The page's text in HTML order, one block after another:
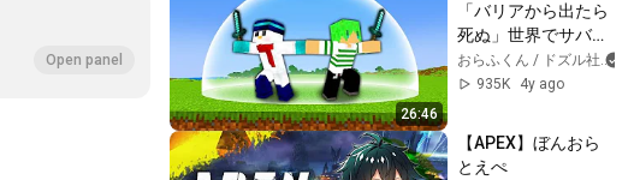
Open panel
26:46
「バリアから出たら
死ぬ」世界でサバイ
バル生活してみた結
果！？【ふうはやさ
おらふくん / ドズル社
935K
4y ago
【APEX】ぼんおら
とえぺ